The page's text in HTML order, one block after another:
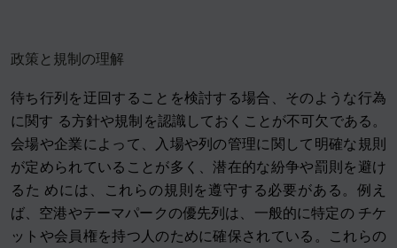
政策と規制の理解
待ち行列を迂回することを検討する場合、そのような行為
に関す る方針や規制を認識しておくことが不可欠である。
会場や企業によって、入場や列の管理に関して明確な規則
が定められていることが多く、潜在的な紛争や罰則を避け
るた めには、これらの規則を遵守する必要がある。例え
ば、空港やテーマパークの優先列は、一般的に特定の チケ
ットや会員権を持つ人のために確保されている。これらの